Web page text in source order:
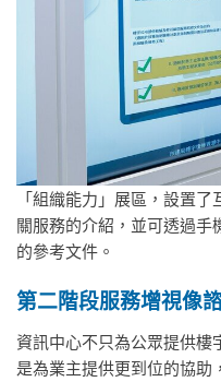
「組織能力」展區，設置
關服務的介紹，並可透過手
的參考文件。
第二階段服務增視像
資訊中心不只為公眾提供樓
是為業主提供更到位的協